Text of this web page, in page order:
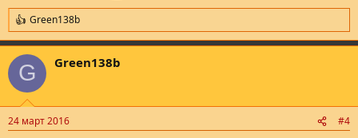
R
e
a
c
i
s
Green138b
G Green138b
24 март 2016 #4